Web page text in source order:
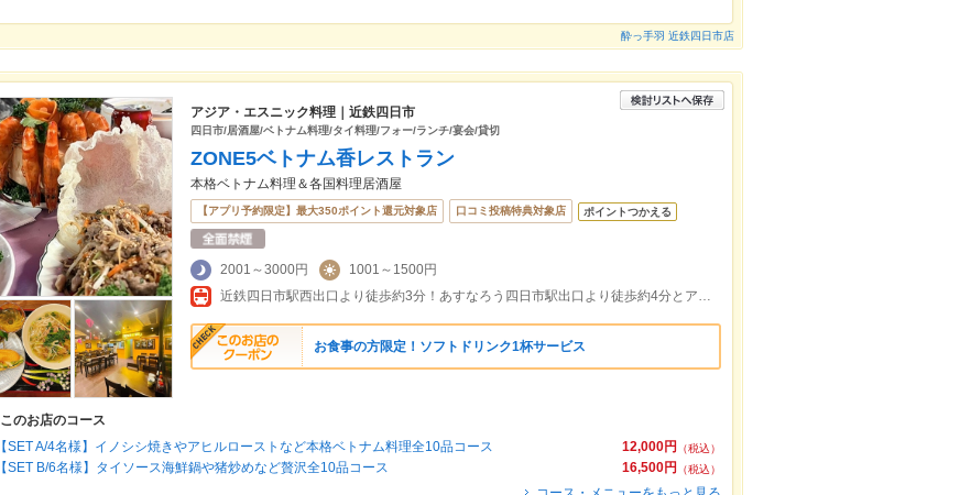
酔っ手羽 近鉄四日市店
アジア・エスニック料理｜近鉄四日市
四日市/居酒屋/ベトナム料理/タイ料理/フォー/ランチ/宴会/貸切
ZONE5ベトナム香レストラン
本格ベトナム料理＆各国料理居酒屋
【アプリ予約限定】最大350ポイント還元対象店 口コミ投稿特典対象店 ポイントつかえる
2001～3000円
1001～1500円
近鉄四日市駅西出口より徒歩約3分！あすなろう四日市駅出口より徒歩約4分とアクセス抜群♪
お食事の方限定！ソフトドリンク1杯サービス
このお店のコース
12,000円
（税込）
【SET A/4名様】イノシシ焼きやアヒルローストなど本格ベトナム料理全10品コース
16,500円
（税込）
【SET B/6名様】タイソース海鮮鍋や猪炒めなど贅沢全10品コース